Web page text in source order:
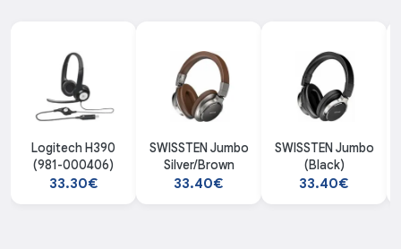
Logitech H390
(981-000406)
33.30€
SWISSTEN Jumbo
Silver/Brown
33.40€
SWISSTEN Jumbo
(Black)
33.40€